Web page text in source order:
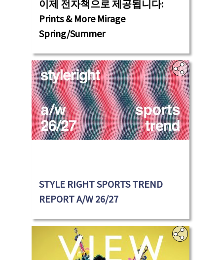
이제 전자책으로 제공됩니다:
Prints & More Mirage
Spring/Summer
STYLE RIGHT SPORTS TREND
REPORT A/W 26/27